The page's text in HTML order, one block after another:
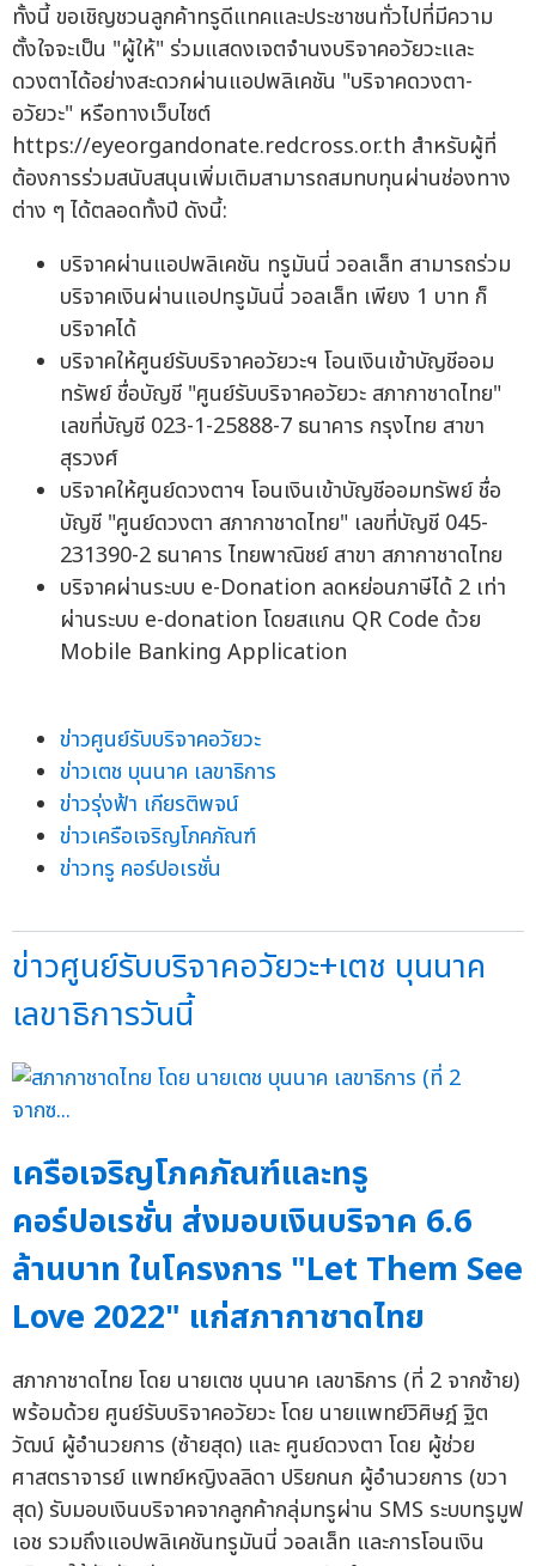
ทั้งนี้ ขอเชิญชวนลูกค้าทรูดีแทคและประชาชนทั่วไปที่มีความ
ตั้งใจจะเป็น "ผู้ให้" ร่วมแสดงเจตจำนงบริจาคอวัยวะและ
ดวงตาได้อย่างสะดวกผ่านแอปพลิเคชัน "บริจาคดวงตา-
อวัยวะ" หรือทางเว็บไซต์
https://eyeorgandonate.redcross.or.th สำหรับผู้ที่
ต้องการร่วมสนับสนุนเพิ่มเติมสามารถสมทบทุนผ่านช่องทาง
ต่าง ๆ ได้ตลอดทั้งปี ดังนี้:
บริจาคผ่านแอปพลิเคชัน ทรูมันนี่ วอลเล็ท สามารถร่วม
บริจาคเงินผ่านแอปทรูมันนี่ วอลเล็ท เพียง 1 บาท ก็
บริจาคได้
บริจาคให้ศูนย์รับบริจาคอวัยวะฯ โอนเงินเข้าบัญชีออม
ทรัพย์ ชื่อบัญชี "ศูนย์รับบริจาคอวัยวะ สภากาชาดไทย"
เลขที่บัญชี 023-1-25888-7 ธนาคาร กรุงไทย สาขา
สุรวงศ์
บริจาคให้ศูนย์ดวงตาฯ โอนเงินเข้าบัญชีออมทรัพย์ ชื่อ
บัญชี "ศูนย์ดวงตา สภากาชาดไทย" เลขที่บัญชี 045-
231390-2 ธนาคาร ไทยพาณิชย์ สาขา สภากาชาดไทย
บริจาคผ่านระบบ e-Donation ลดหย่อนภาษีได้ 2 เท่า
ผ่านระบบ e-donation โดยสแกน QR Code ด้วย
Mobile Banking Application
ข่าวศูนย์รับบริจาคอวัยวะ
ข่าวเตช บุนนาค เลขาธิการ
ข่าวรุ่งฟ้า เกียรติพจน์
ข่าวเครือเจริญโภคภัณฑ์
ข่าวทรู คอร์ปอเรชั่น
ข่าวศูนย์รับบริจาคอวัยวะ+เตช บุนนาค
เลขาธิการวันนี้
เครือเจริญโภคภัณฑ์และทรู
คอร์ปอเรชั่น ส่งมอบเงินบริจาค 6.6
ล้านบาท ในโครงการ "Let Them See
Love 2022" แก่สภากาชาดไทย
สภากาชาดไทย โดย นายเตช บุนนาค เลขาธิการ (ที่ 2 จากซ้าย)
พร้อมด้วย ศูนย์รับบริจาคอวัยวะ โดย นายแพทย์วิศิษฎ์ ฐิต
วัฒน์ ผู้อำนวยการ (ซ้ายสุด) และ ศูนย์ดวงตา โดย ผู้ช่วย
ศาสตราจารย์ แพทย์หญิงลลิดา ปริยกนก ผู้อำนวยการ (ขวา
สุด) รับมอบเงินบริจาคจากลูกค้ากลุ่มทรูผ่าน SMS ระบบทรูมูฟ
เอช รวมถึงแอปพลิเคชันทรูมันนี่ วอลเล็ท และการโอนเงิน